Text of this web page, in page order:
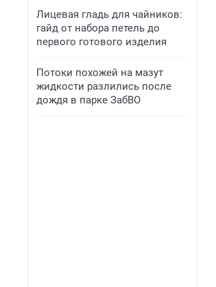
Лицевая гладь для чайников:
гайд от набора петель до
первого готового изделия
Потоки похожей на мазут
жидкости разлились после
дождя в парке ЗабВО